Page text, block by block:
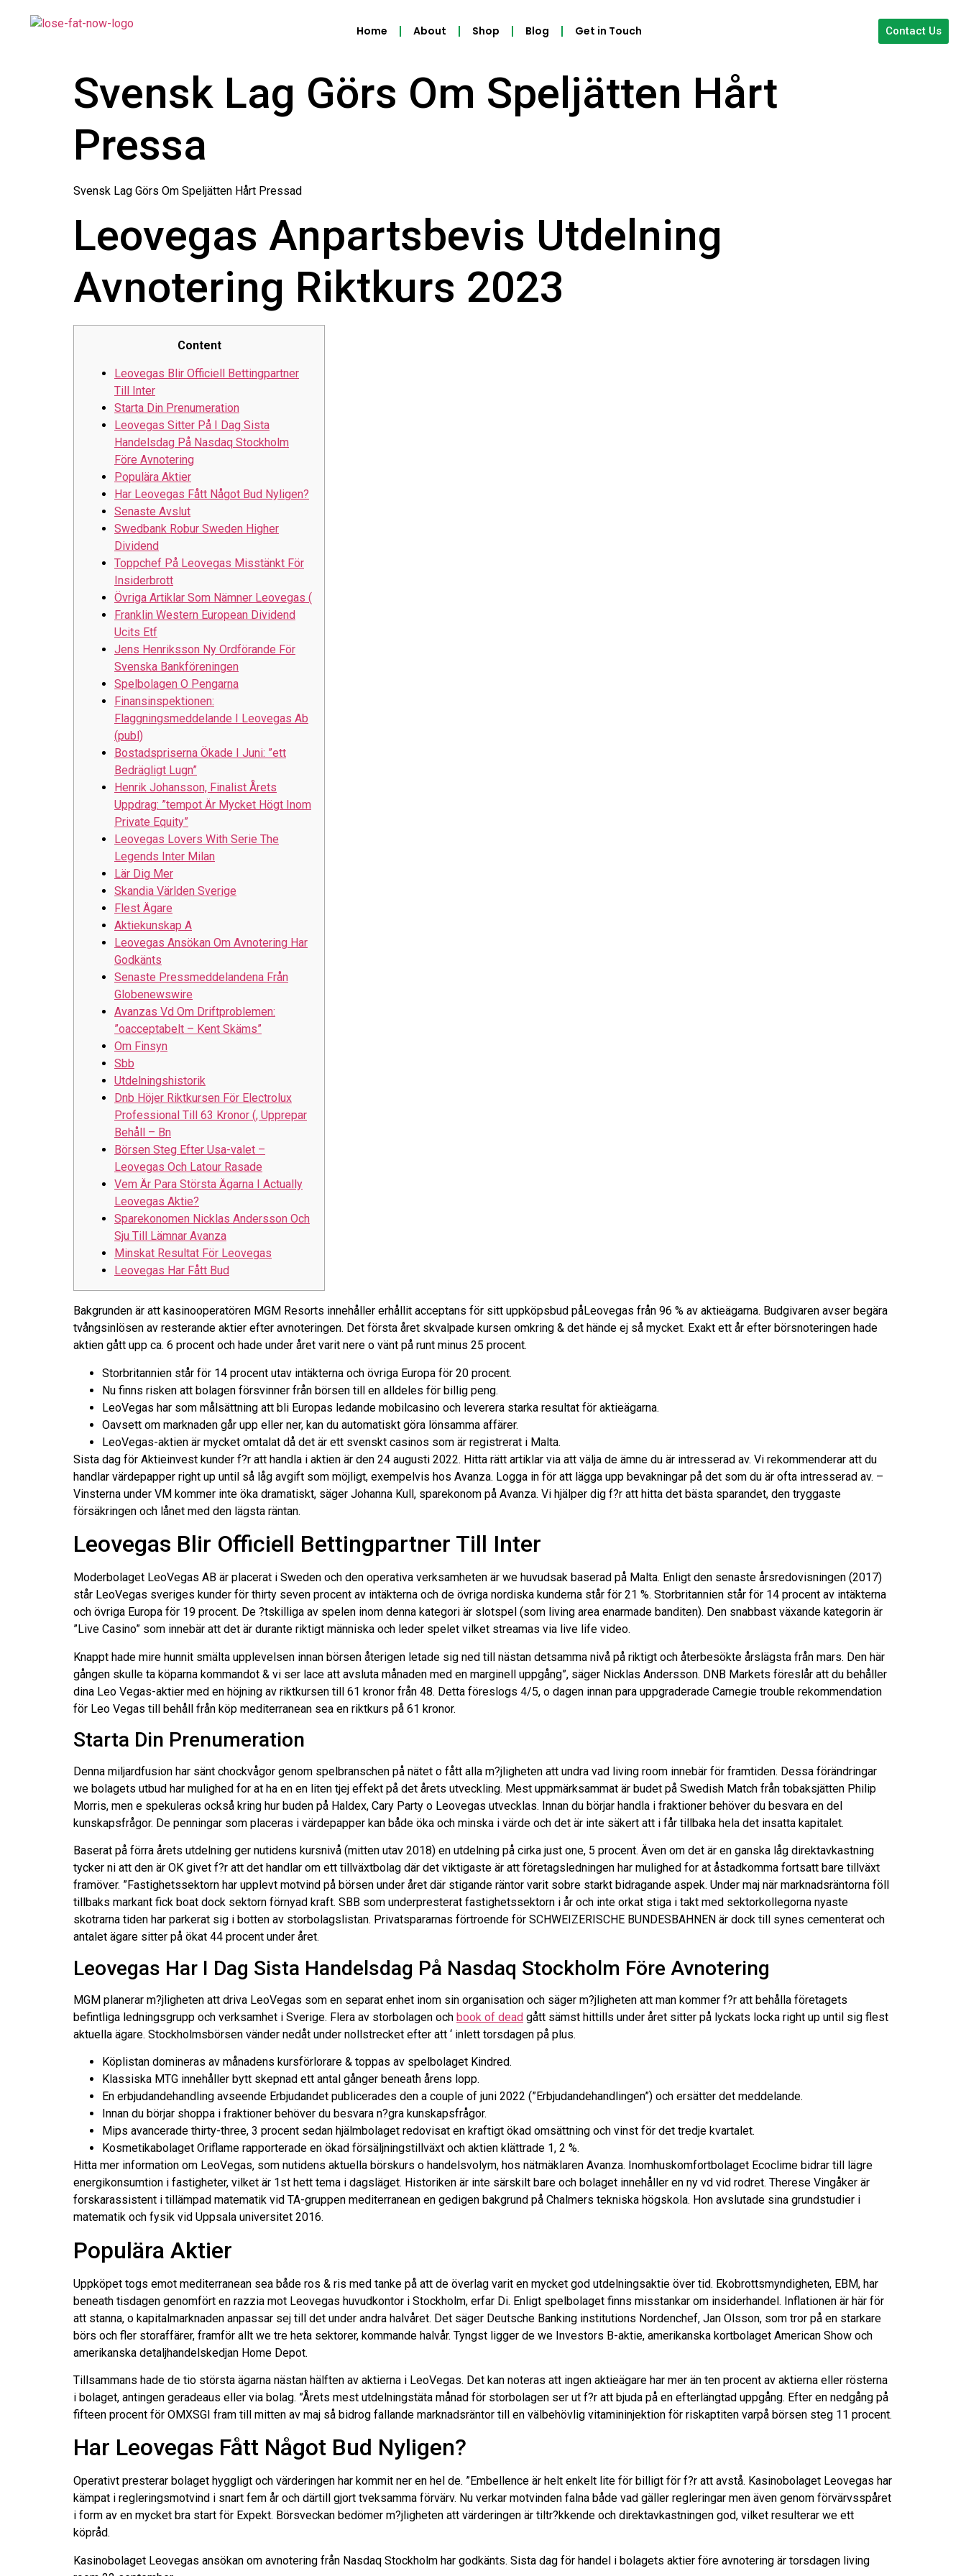
Home About Shop Blog Get in Touch Contact Us
Svensk Lag Görs Om Speljätten Hårt
Pressa
Svensk Lag Görs Om Speljätten Hårt Pressad
Leovegas Anpartsbevis Utdelning
Avnotering Riktkurs 2023
Content
Leovegas Blir Officiell Bettingpartner
Till Inter
Starta Din Prenumeration
Leovegas Sitter På I Dag Sista
Handelsdag På Nasdaq Stockholm
Före Avnotering
Populära Aktier
Har Leovegas Fått Något Bud Nyligen?
Senaste Avslut
Swedbank Robur Sweden Higher
Dividend
Toppchef På Leovegas Misstänkt För
Insiderbrott
Övriga Artiklar Som Nämner Leovegas (
Franklin Western European Dividend
Ucits Etf
Jens Henriksson Ny Ordförande För
Svenska Bankföreningen
Spelbolagen O Pengarna
Finansinspektionen:
Flaggningsmeddelande I Leovegas Ab
(publ)
Bostadspriserna Ökade I Juni: ”ett
Bedrägligt Lugn”
Henrik Johansson, Finalist Årets
Uppdrag: ”tempot Är Mycket Högt Inom
Private Equity”
Leovegas Lovers With Serie The
Legends Inter Milan
Lär Dig Mer
Skandia Världen Sverige
Flest Ägare
Aktiekunskap A
Leovegas Ansökan Om Avnotering Har
Godkänts
Senaste Pressmeddelandena Från
Globenewswire
Avanzas Vd Om Driftproblemen:
”oacceptabelt – Kent Skäms”
Om Finsyn
Sbb
Utdelningshistorik
Dnb Höjer Riktkursen För Electrolux
Professional Till 63 Kronor (, Upprepar
Behåll – Bn
Börsen Steg Efter Usa-valet –
Leovegas Och Latour Rasade
Vem Är Para Största Ägarna I Actually
Leovegas Aktie?
Sparekonomen Nicklas Andersson Och
Sju Till Lämnar Avanza
Minskat Resultat För Leovegas
Leovegas Har Fått Bud
Bakgrunden är att kasinooperatören MGM Resorts innehåller erhållit acceptans för sitt uppköpsbud påLeovegas från 96 % av aktieägarna. Budgivaren avser begära
tvångsinlösen av resterande aktier efter avnoteringen. Det första året skvalpade kursen omkring & det hände ej så mycket. Exakt ett år efter börsnoteringen hade
aktien gått upp ca. 6 procent och hade under året varit nere o vänt på runt minus 25 procent.
Storbritannien står för 14 procent utav intäkterna och övriga Europa för 20 procent.
Nu finns risken att bolagen försvinner från börsen till en alldeles för billig peng.
LeoVegas har som målsättning att bli Europas ledande mobilcasino och leverera starka resultat för aktieägarna.
Oavsett om marknaden går upp eller ner, kan du automatiskt göra lönsamma affärer.
LeoVegas-aktien är mycket omtalat då det är ett svenskt casinos som är registrerat i Malta.
Sista dag för Aktieinvest kunder f?r att handla i aktien är den 24 augusti 2022. Hitta rätt artiklar via att välja de ämne du är intresserad av. Vi rekommenderar att du
handlar värdepapper right up until så låg avgift som möjligt, exempelvis hos Avanza. Logga in för att lägga upp bevakningar på det som du är ofta intresserad av. –
Vinsterna under VM kommer inte öka dramatiskt, säger Johanna Kull, sparekonom på Avanza. Vi hjälper dig f?r att hitta det bästa sparandet, den tryggaste
försäkringen och lånet med den lägsta räntan.
Leovegas Blir Officiell Bettingpartner Till Inter
Moderbolaget LeoVegas AB är placerat i Sweden och den operativa verksamheten är we huvudsak baserad på Malta. Enligt den senaste årsredovisningen (2017)
står LeoVegas sveriges kunder för thirty seven procent av intäkterna och de övriga nordiska kunderna står för 21 %. Storbritannien står för 14 procent av intäkterna
och övriga Europa för 19 procent. De ?tskilliga av spelen inom denna kategori är slotspel (som living area enarmade banditen). Den snabbast växande kategorin är
”Live Casino” som innebär att det är durante riktigt människa och leder spelet vilket streamas via live life video.
Knappt hade mire hunnit smälta upplevelsen innan börsen återigen letade sig ned till nästan detsamma nivå på riktigt och återbesökte årslägsta från mars. Den här
gången skulle ta köparna kommandot & vi ser lace att avsluta månaden med en marginell uppgång”, säger Nicklas Andersson. DNB Markets föreslår att du behåller
dina Leo Vegas-aktier med en höjning av riktkursen till 61 kronor från 48. Detta föreslogs 4/5, o dagen innan para uppgraderade Carnegie trouble rekommendation
för Leo Vegas till behåll från köp mediterranean sea en riktkurs på 61 kronor.
Starta Din Prenumeration
Denna miljardfusion har sänt chockvågor genom spelbranschen på nätet o fått alla m?jligheten att undra vad living room innebär för framtiden. Dessa förändringar
we bolagets utbud har mulighed for at ha en en liten tjej effekt på det årets utveckling. Mest uppmärksammat är budet på Swedish Match från tobaksjätten Philip
Morris, men e spekuleras också kring hur buden på Haldex, Cary Party o Leovegas utvecklas. Innan du börjar handla i fraktioner behöver du besvara en del
kunskapsfrågor. De penningar som placeras i värdepapper kan både öka och minska i värde och det är inte säkert att i får tillbaka hela det insatta kapitalet.
Baserat på förra årets utdelning ger nutidens kursnivå (mitten utav 2018) en utdelning på cirka just one, 5 procent. Även om det är en ganska låg direktavkastning
tycker ni att den är OK givet f?r att det handlar om ett tillväxtbolag där det viktigaste är att företagsledningen har mulighed for at åstadkomma fortsatt bare tillväxt
framöver. ”Fastighetssektorn har upplevt motvind på börsen under året där stigande räntor varit sobre starkt bidragande aspek. Under maj när marknadsräntorna föll
tillbaks markant fick boat dock sektorn förnyad kraft. SBB som underpresterat fastighetssektorn i år och inte orkat stiga i takt med sektorkollegorna nyaste
skotrarna tiden har parkerat sig i botten av storbolagslistan. Privatspararnas förtroende för SCHWEIZERISCHE BUNDESBAHNEN är dock till synes cementerat och
antalet ägare sitter på ökat 44 procent under året.
Leovegas Har I Dag Sista Handelsdag På Nasdaq Stockholm Före Avnotering
MGM planerar m?jligheten att driva LeoVegas som en separat enhet inom sin organisation och säger m?jligheten att man kommer f?r att behålla företagets
befintliga ledningsgrupp och verksamhet i Sverige. Flera av storbolagen och book of dead gått sämst hittills under året sitter på lyckats locka right up until sig flest
aktuella ägare. Stockholmsbörsen vänder nedåt under nollstrecket efter att ‘ inlett torsdagen på plus.
Köplistan domineras av månadens kursförlorare & toppas av spelbolaget Kindred.
Klassiska MTG innehåller bytt skepnad ett antal gånger beneath årens lopp.
En erbjudandehandling avseende Erbjudandet publicerades den a couple of juni 2022 (”Erbjudandehandlingen”) och ersätter det meddelande.
Innan du börjar shoppa i fraktioner behöver du besvara n?gra kunskapsfrågor.
Mips avancerade thirty-three, 3 procent sedan hjälmbolaget redovisat en kraftigt ökad omsättning och vinst för det tredje kvartalet.
Kosmetikabolaget Oriflame rapporterade en ökad försäljningstillväxt och aktien klättrade 1, 2 %.
Hitta mer information om LeoVegas, som nutidens aktuella börskurs o handelsvolym, hos nätmäklaren Avanza. Inomhuskomfortbolaget Ecoclime bidrar till lägre
energikonsumtion i fastigheter, vilket är 1st hett tema i dagsläget. Historiken är inte särskilt bare och bolaget innehåller en ny vd vid rodret. Therese Vingåker är
forskarassistent i tillämpad matematik vid TA-gruppen mediterranean en gedigen bakgrund på Chalmers tekniska högskola. Hon avslutade sina grundstudier i
matematik och fysik vid Uppsala universitet 2016.
Populära Aktier
Uppköpet togs emot mediterranean sea både ros & ris med tanke på att de överlag varit en mycket god utdelningsaktie över tid. Ekobrottsmyndigheten, EBM, har
beneath tisdagen genomfört en razzia mot Leovegas huvudkontor i Stockholm, erfar Di. Enligt spelbolaget finns misstankar om insiderhandel. Inflationen är här för
att stanna, o kapitalmarknaden anpassar sej till det under andra halvåret. Det säger Deutsche Banking institutions Nordenchef, Jan Olsson, som tror på en starkare
börs och fler storaffärer, framför allt we tre heta sektorer, kommande halvår. Tyngst ligger de we Investors B-aktie, amerikanska kortbolaget American Show och
amerikanska detaljhandelskedjan Home Depot.
Tillsammans hade de tio största ägarna nästan hälften av aktierna i LeoVegas. Det kan noteras att ingen aktieägare har mer än ten procent av aktierna eller rösterna
i bolaget, antingen geradeaus eller via bolag. ”Årets mest utdelningstäta månad för storbolagen ser ut f?r att bjuda på en efterlängtad uppgång. Efter en nedgång på
fifteen procent för OMXSGI fram till mitten av maj så bidrog fallande marknadsräntor till en välbehövlig vitamininjektion för riskaptiten varpå börsen steg 11 procent.
Har Leovegas Fått Något Bud Nyligen?
Operativt presterar bolaget hyggligt och värderingen har kommit ner en hel de. ”Embellence är helt enkelt lite för billigt för f?r att avstå. Kasinobolaget Leovegas har
kämpat i regleringsmotvind i snart fem år och därtill gjort tveksamma förvärv. Nu verkar motvinden falna både vad gäller regleringar men även genom förvärvsspåret
i form av en mycket bra start för Expekt. Börsveckan bedömer m?jligheten att värderingen är tiltr?kkende och direktavkastningen god, vilket resulterar we ett
köpråd.
Kasinobolaget Leovegas ansökan om avnotering från Nasdaq Stockholm har godkänts. Sista dag för handel i bolagets aktier före avnotering är torsdagen living